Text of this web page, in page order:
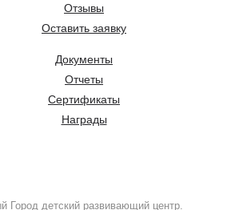
Отзывы
Оставить заявку
Документы
Отчеты
Сертификаты
Награды
Город детский развивающий центр.